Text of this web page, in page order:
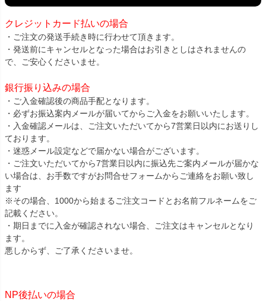
クレジットカード払いの場合
・ご注文の発送手続き時に行わせて頂きます。
・発送前にキャンセルとなった場合はお引きとしはされませんの
で、ご安心くださいませ。
銀行振り込みの場合
・ご入金確認後の商品手配となります。
・必ずお振込案内メールが届いてからご入金をお願いいたします。
・入金確認メールは、ご注文いただいてから7営業日以内にお送りし
ております。
・迷惑メール設定などで届かない場合がございます。
・ご注文いただいてから7営業日以内に振込先ご案内メールが届かな
い場合は、お手数ですがお問合せフォームからご連絡をお願い致し
ます
※その場合、1000から始まるご注文コードとお名前フルネームをご
記載ください。
・期日までに入金が確認されない場合、ご注文はキャンセルとなり
ます。
悪しからず、ご了承くださいませ。
NP後払いの場合